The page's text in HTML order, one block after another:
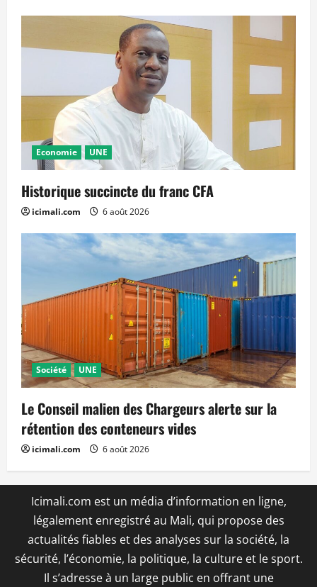
Economie UNE
Historique succincte du franc CFA
icimali.com 6 août 2026
Société UNE
Le Conseil malien des Chargeurs alerte sur la
rétention des conteneurs vides
icimali.com 6 août 2026
Icimali.com est un média d’information en ligne,
légalement enregistré au Mali, qui propose des
actualités fiables et des analyses sur la société, la
sécurité, l’économie, la politique, la culture et le sport.
Il s’adresse à un large public en offrant une